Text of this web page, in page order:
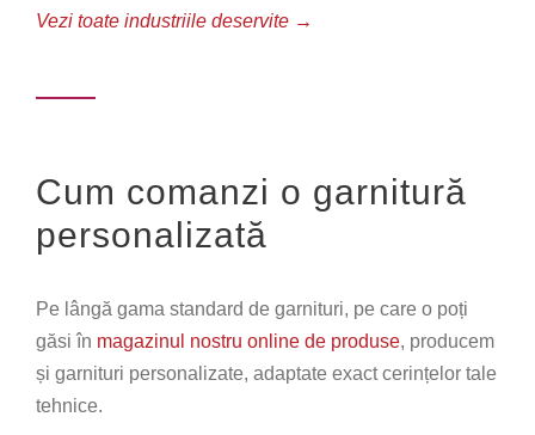
Vezi toate industriile deservite →
Cum comanzi o garnitură
personalizată
Pe lângă gama standard de garnituri, pe care o poți
găsi în magazinul nostru online de produse, producem
și garnituri personalizate, adaptate exact cerințelor tale
tehnice.